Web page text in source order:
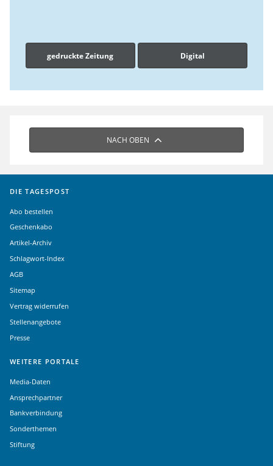
gedruckte Zeitung Digital
NACH OBEN
DIE TAGESPOST
Abo bestellen
Geschenkabo
Artikel-Archiv
Schlagwort-Index
AGB
Sitemap
Vertrag widerrufen
Stellenangebote
Presse
WEITERE PORTALE
Media-Daten
Ansprechpartner
Bankverbindung
Sonderthemen
Stiftung